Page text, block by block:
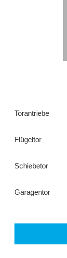
Torantriebe
Flügeltor
Schiebetor
Garagentor